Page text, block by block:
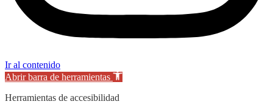
Ir al contenido
Abrir barra de herramientas
Herramientas de accesibilidad